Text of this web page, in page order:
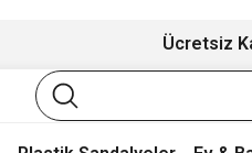
Ücretsiz